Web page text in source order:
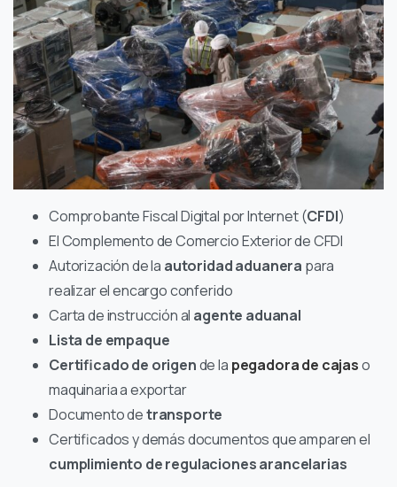
Comprobante Fiscal Digital por Internet (CFDI)
El Complemento de Comercio Exterior de CFDI
Autorización de la autoridad aduanera para
realizar el encargo conferido
Carta de instrucción al agente aduanal
Lista de empaque
Certificado de origende la pegadora de cajaso
maquinaria a exportar
Documento detransporte
Certificados y demás documentos que amparen el
cumplimiento de regulaciones arancelarias